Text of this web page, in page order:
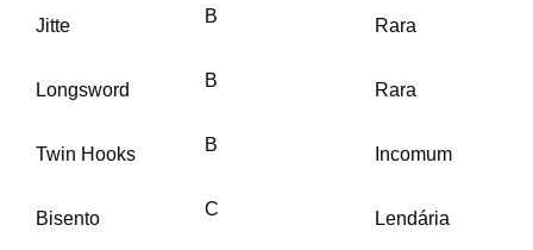
Jitte B Rara
Longsword B Rara
Twin Hooks B Incomum
Bisento C Lendária